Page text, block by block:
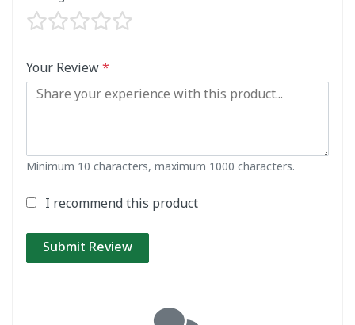
Your Review*
Minimum 10 characters, maximum 1000 characters.
I recommend this product
Submit Review